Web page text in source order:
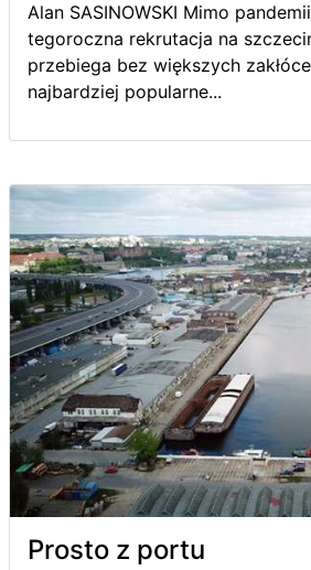
Alan SASINOWSKI Mimo
tegoroczna rekrutacja na
przebiega bez większych
najbardziej popularne...
Prosto z portu